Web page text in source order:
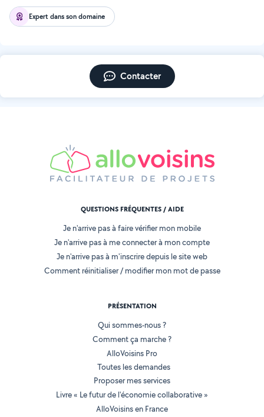
Expert dans son domaine
Contacter
QUESTIONS FRÉQUENTES / AIDE
Je n'arrive pas à faire vérifier mon mobile
Je n'arrive pas à me connecter à mon compte
Je n'arrive pas à m'inscrire depuis le site web
Comment réinitialiser / modifier mon mot de passe
PRÉSENTATION
Qui sommes-nous ?
Comment ça marche ?
AlloVoisins Pro
Toutes les demandes
Proposer mes services
Livre « Le futur de l'économie collaborative »
AlloVoisins en France